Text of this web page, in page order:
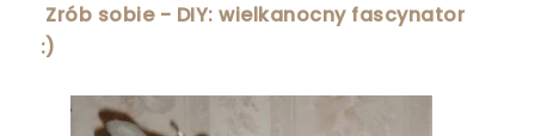
Zrób sobie - DIY: wielkanocny fascynator
:)